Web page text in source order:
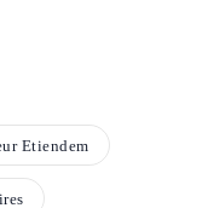
Etiendem